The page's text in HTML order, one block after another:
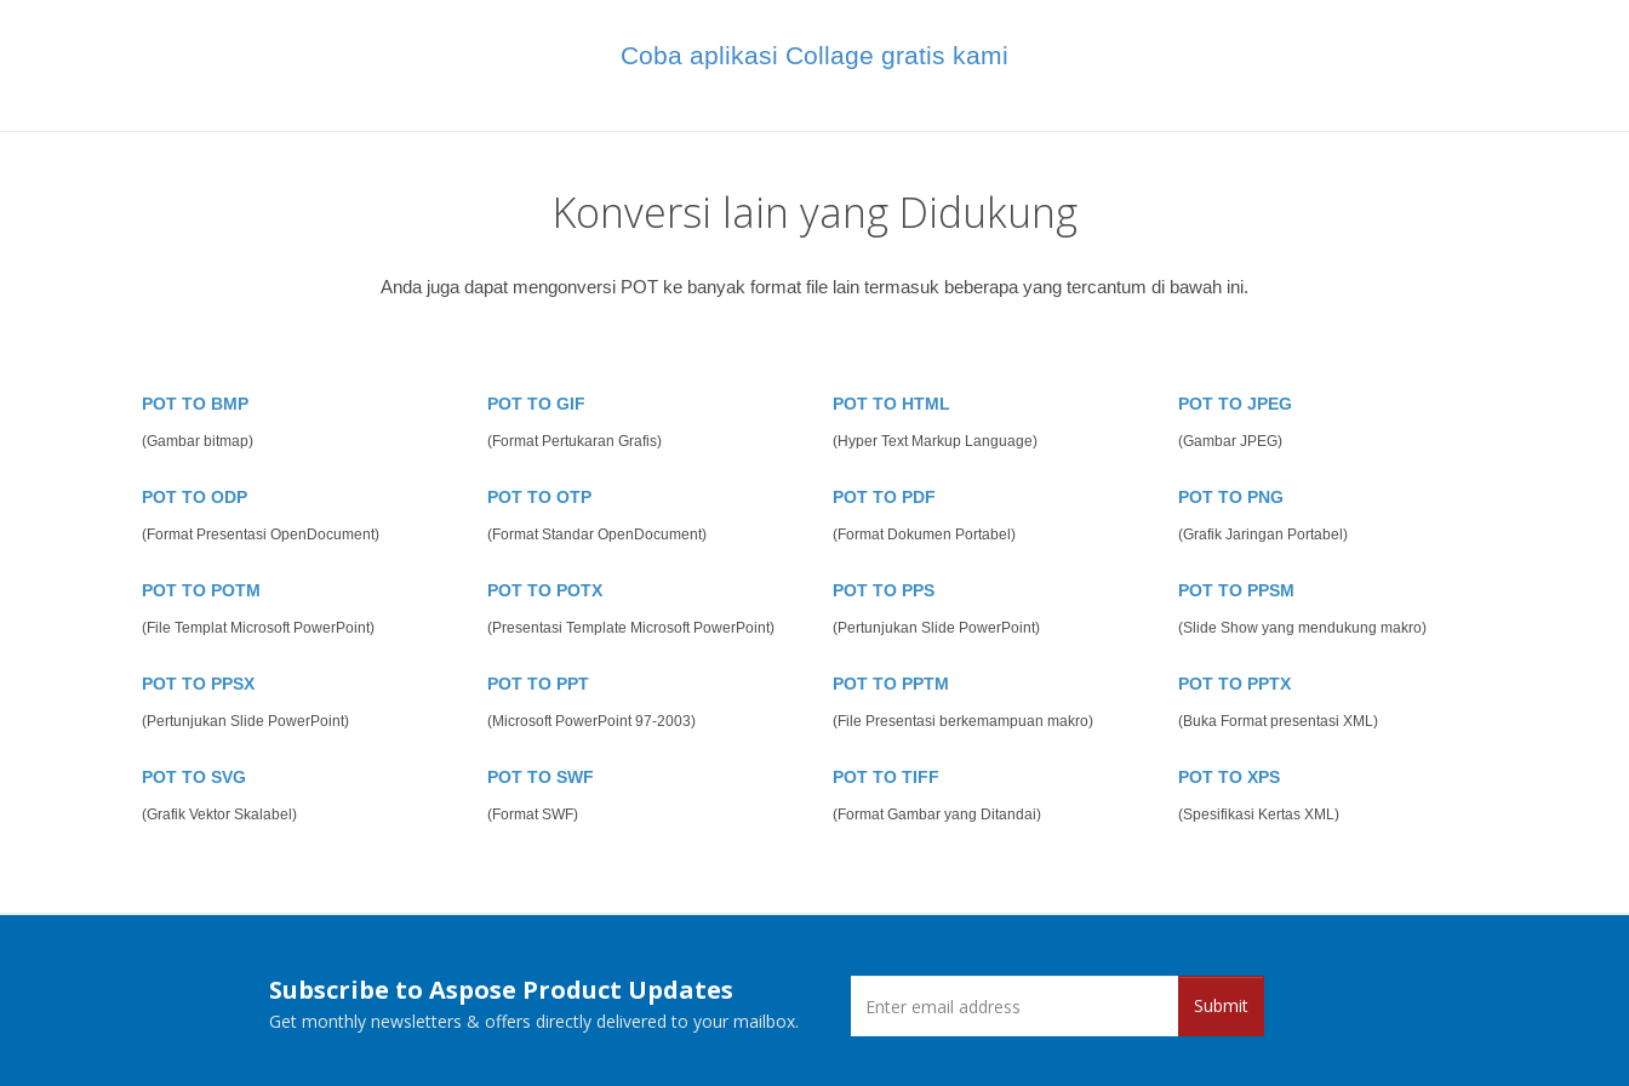
Coba aplikasi Collage gratis kami
Konversi lain yang Didukung
Anda juga dapat mengonversi POT ke banyak format file lain termasuk beberapa yang tercantum di bawah ini.
POT TO BMP
(Gambar bitmap)
POT TO GIF
(Format Pertukaran Grafis)
POT TO HTML
(Hyper Text Markup Language)
POT TO JPEG
(Gambar JPEG)
POT TO ODP
(Format Presentasi OpenDocument)
POT TO OTP
(Format Standar OpenDocument)
POT TO PDF
(Format Dokumen Portabel)
POT TO PNG
(Grafik Jaringan Portabel)
POT TO POTM
(File Templat Microsoft PowerPoint)
POT TO POTX
(Presentasi Template Microsoft PowerPoint)
POT TO PPS
(Pertunjukan Slide PowerPoint)
POT TO PPSM
(Slide Show yang mendukung makro)
POT TO PPSX
(Pertunjukan Slide PowerPoint)
POT TO PPT
(Microsoft PowerPoint 97-2003)
POT TO PPTM
(File Presentasi berkemampuan makro)
POT TO PPTX
(Buka Format presentasi XML)
POT TO SVG
(Grafik Vektor Skalabel)
POT TO SWF
(Format SWF)
POT TO TIFF
(Format Gambar yang Ditandai)
POT TO XPS
(Spesifikasi Kertas XML)
Subscribe to Aspose Product Updates
Get monthly newsletters & offers directly delivered to your mailbox.
Submit